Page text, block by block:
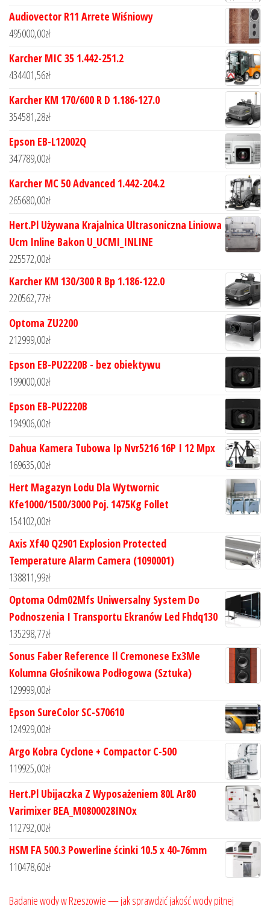
Audiovector R11 Arrete Wiśniowy
495000,00zł
Karcher MIC 35 1.442-251.2
434401,56zł
Karcher KM 170/600 R D 1.186-127.0
354581,28zł
Epson EB-L12002Q
347789,00zł
Karcher MC 50 Advanced 1.442-204.2
265680,00zł
Hert.Pl Używana Krajalnica Ultrasoniczna Liniowa
Ucm Inline Bakon U_UCMI_INLINE
225572,00zł
Karcher KM 130/300 R Bp 1.186-122.0
220562,77zł
Optoma ZU2200
212999,00zł
Epson EB-PU2220B - bez obiektywu
199000,00zł
Epson EB-PU2220B
194906,00zł
Dahua Kamera Tubowa Ip Nvr5216 16P I 12 Mpx
169635,00zł
Hert Magazyn Lodu Dla Wytwornic
Kfe1000/1500/3000 Poj. 1475Kg Follet
154102,00zł
Axis Xf40 Q2901 Explosion Protected
Temperature Alarm Camera (1090001)
138811,99zł
Optoma Odm02Mfs Uniwersalny System Do
Podnoszenia I Transportu Ekranów Led Fhdq130
135298,77zł
Sonus Faber Reference Il Cremonese Ex3Me
Kolumna Głośnikowa Podłogowa (Sztuka)
129999,00zł
Epson SureColor SC-S70610
124929,00zł
Argo Kobra Cyclone + Compactor C-500
119925,00zł
Hert.Pl Ubijaczka Z Wyposażeniem 80L Ar80
Varimixer BEA_M0800028INOx
112792,00zł
HSM FA 500.3 Powerline ścinki 10.5 x 40-76mm
110478,60zł
Badanie wody w Rzeszowie — jak sprawdzić jakość wody pitnej